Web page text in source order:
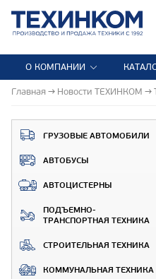
О КОМПАНИИ
Главная Новости ТЕХИНКОМ
ГРУЗОВЫЕ АВТОМОБИЛИ
АВТОБУСЫ
АВТОЦИСТЕРНЫ
ПОДЪЕМНО-
ТРАНСПОРТНАЯ ТЕХНИКА
СТРОИТЕЛЬНАЯ ТЕХНИКА
КОММУНАЛЬНАЯ ТЕХНИКА